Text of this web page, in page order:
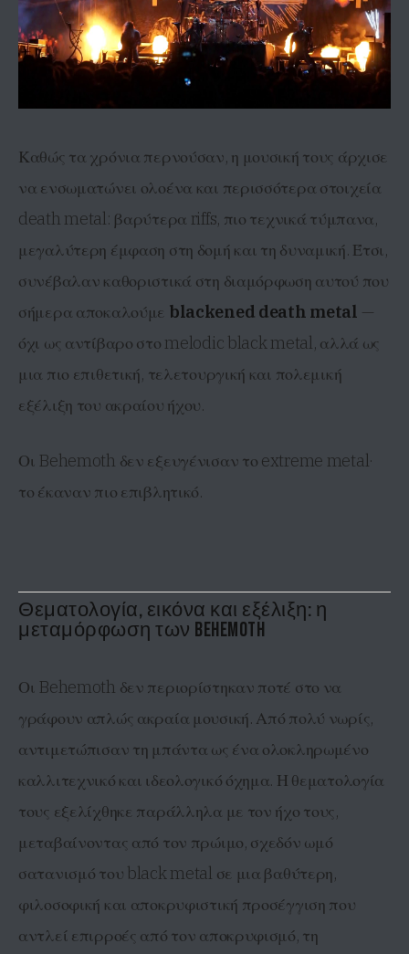
Καθώς τα χρόνια περνούσαν, η μουσική τους άρχισε
να ενσωματώνει ολοένα και περισσότερα στοιχεία
death metal: βαρύτερα riffs, πιο τεχνικά τύμπανα,
μεγαλύτερη έμφαση στη δομή και τη δυναμική. Έτσι,
συνέβαλαν καθοριστικά στη διαμόρφωση αυτού που
σήμερα αποκαλούμε blackened death metal —
όχι ως αντίβαρο στο melodic black metal, αλλά ως
μια πιο επιθετική, τελετουργική και πολεμική
εξέλιξη του ακραίου ήχου.
Οι Behemoth δεν εξευγένισαν το extreme metal·
το έκαναν πιο επιβλητικό.
Θεματολογία, εικόνα και εξέλιξη: η
μεταμόρφωση των Behemoth
Οι Behemoth δεν περιορίστηκαν ποτέ στο να
γράφουν απλώς ακραία μουσική. Από πολύ νωρίς,
αντιμετώπισαν τη μπάντα ως ένα ολοκληρωμένο
καλλιτεχνικό και ιδεολογικό όχημα. Η θεματολογία
τους εξελίχθηκε παράλληλα με τον ήχο τους,
μεταβαίνοντας από τον πρώιμο, σχεδόν ωμό
σατανισμό του black metal σε μια βαθύτερη,
φιλοσοφική και αποκρυφιστική προσέγγιση που
αντλεί επιρροές από τον αποκρυφισμό, τη